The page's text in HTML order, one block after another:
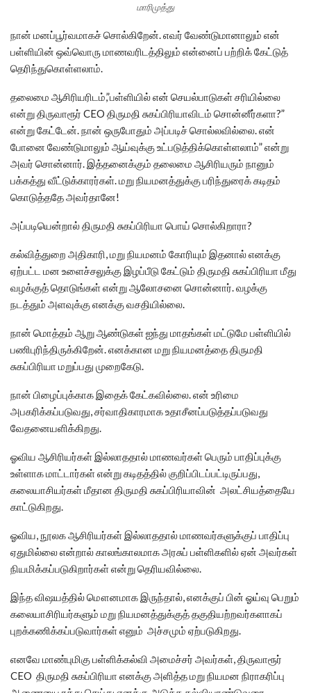
மாரிமுத்து
நான் மனப்பூர்வமாகச் சொல்கிறேன். எவர் வேண்டுமானாலும் என்
பள்ளியின் ஒவ்வொரு மாணவரிடத்திலும் என்னைப் பற்றிக் கேட்டுத்
தெரிந்துகொள்ளலாம்.
தலைமை ஆசிரியரிடம்,”பள்ளியில் என் செயல்பாடுகள் சரியில்லை
என்று திருவாரூர் CEO திருமதி சுகப்பிரியாவிடம் சொன்னீர்களா?”
என்று கேட்டேன். நான் ஒருபோதும் அப்படிச் சொல்லவில்லை. என்
போனை வேண்டுமாலும் ஆய்வுக்கு உட்படுத்திக்கொள்ளலாம்” என்று
அவர் சொன்னார். இத்தனைக்கும் தலைமை ஆசிரியரும் நானும்
பக்கத்து வீட்டுக்காரர்கள். மறு நியமனத்துக்கு பரிந்துரைக் கடிதம்
கொடுத்ததே அவர்தானே!
அப்படியென்றால் திருமதி சுகப்பிரியா பொய் சொல்கிறாரா?
கல்வித்துறை அதிகாரி, மறு நியமனம் கோரியும் இதனால் எனக்கு
ஏற்பட்ட மன உளைச்சலுக்கு இழப்பீடு கேட்டும் திருமதி சுகப்பிரியா மீது
வழக்குத் தொடுங்கள் என்று ஆலோசனை சொன்னார். வழக்கு
நடத்தும் அளவுக்கு எனக்கு வசதியில்லை.
நான் மொத்தம் ஆறு ஆண்டுகள் ஐந்து மாதங்கள் மட்டுமே பள்ளியில்
பணிபுரிந்திருக்கிறேன். எனக்கான மறு நியமனத்தை திருமதி
சுகப்பிரியா மறுப்பது முறைகேடு.
நான் பிழைப்புக்காக இதைக் கேட்கவில்லை. என் உரிமை
அபகரிக்கப்படுவது, சர்வாதிகாரமாக உதாசீனப்படுத்தப்படுவது
வேதனையளிக்கிறது.
ஓவிய ஆசிரியர்கள் இல்லாததால் மாணவர்கள் பெரும் பாதிப்புக்கு
உள்ளாக மாட்டார்கள் என்று கடிதத்தில் குறிப்பிடப்பட்டிருப்பது,
கலையாசியர்கள் மீதான திருமதி சுகப்பிரியாவின் அலட்சியத்தையே
காட்டுகிறது.
ஓவிய, நூலக ஆசிரியர்கள் இல்லாததால் மாணவர்களுக்குப் பாதிப்பு
ஏதுமில்லை என்றால் காலங்காலமாக அரசுப் பள்ளிகளில் ஏன் அவர்கள்
நியமிக்கப்படுகிறார்கள் என்று தெரியவில்லை.
இந்த விஷயத்தில் மௌனமாக இருந்தால், எனக்குப் பின் ஓய்வு பெறும்
கலையாசிரியர்களும் மறு நியமனத்துக்குத் தகுதியற்றவர்களாகப்
புறக்கணிக்கப்படுவார்கள் எனும் அச்சமும் ஏற்படுகிறது.
எனவே மாண்புமிகு பள்ளிக்கல்வி அமைச்சர் அவர்கள், திருவாரூர்
CEO திருமதி சுகப்பிரியா எனக்கு அளித்த மறு நியமன நிராகரிப்பு